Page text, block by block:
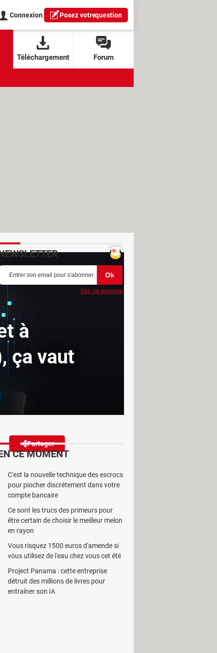
Connexion Posez votrequestion
Téléchargement Forum
à
ça vaut
Partager
réussit ce pari en
passante illimitée,
une offre qui fait
a celle de
moins de 57 € au total. Ce
Voir un exemple
CE MOMENT
C'est la nouvelle technique des escrocs
pour piocher discrètement dans votre
compte bancaire
Ce sont les trucs des primeurs pour
être certain de choisir le meilleur melon
en rayon
Vous risquez 1500 euros d'amende si
vous utilisez de l'eau chez vous cet été
Project Panama : cette entreprise
détruit des millions de livres pour
entraîner son IA